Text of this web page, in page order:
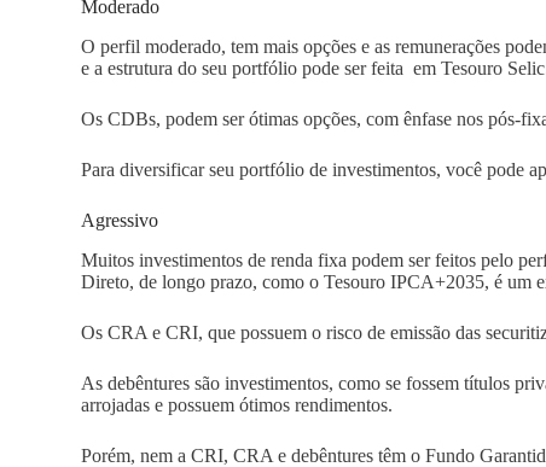
Moderado
O perfil moderado, tem mais opções e as remunerações
e a estrutura do seu portfólio pode ser feita em Tesouro
Os CDBs, podem ser ótimas opções, com ênfase nos pós-
Para diversificar seu portfólio de investimentos, você pode
Agressivo
Muitos investimentos de renda fixa podem ser feitos pelo
Direto, de longo prazo, como o Tesouro IPCA+2035, é um
Os CRA e CRI, que possuem o risco de emissão das
As debêntures são investimentos, como se fossem títulos
arrojadas e possuem ótimos rendimentos.
Porém, nem a CRI, CRA e debêntures têm o Fundo